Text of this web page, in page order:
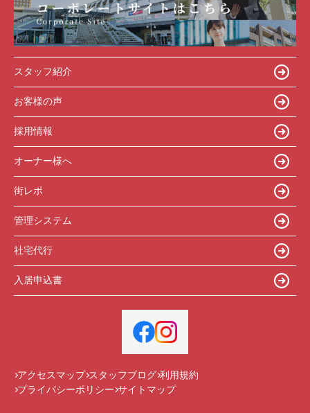
スタッフ紹介
お客様の声
採用情報
オーナー様へ
街レポ
管理システム
社宅代行
入居申込書
アクセスマップ スタッフブログ 利用規約
プライバシーポリシー サイトマップ